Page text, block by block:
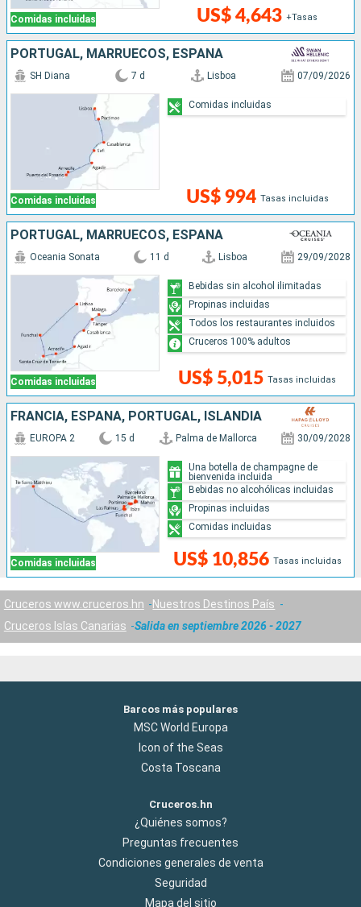
Comidas incluidas US$ 4,643 +Tasas
PORTUGAL, MARRUECOS, ESPAÑA
Comidas incluidas
SH Diana 7 d Lisboa 07/09/2026
US$ 994 Tasas incluidas
Comidas incluidas
PORTUGAL, MARRUECOS, ESPAÑA
Comidas incluidas
Oceania Sonata 11 d Lisboa 29/09/2028
US$ 5,015 Tasas incluidas
Bebidas sin alcohol ilimitadas
Propinas incluidas
Todos los restaurantes incluidos
Cruceros 100% adultos
FRANCIA, ESPAÑA, PORTUGAL, ISLANDIA
Comidas incluidas
EUROPA 2 15 d Palma de Mallorca 30/09/2028
US$ 10,856 Tasas incluidas
Una botella de champagne de
bienvenida incluida
Bebidas no alcohólicas incluidas
Propinas incluidas
Comidas incluidas
Cruceros www.cruceros.hn
Nuestros Destinos País
Cruceros Islas Canarias
Salida en septiembre 2026 - 2027
Barcos más populares
MSC World Europa
Icon of the Seas
Costa Toscana
Cruceros.hn
¿Quiénes somos?
Preguntas frecuentes
Condiciones generales de venta
Seguridad
Mapa del sitio